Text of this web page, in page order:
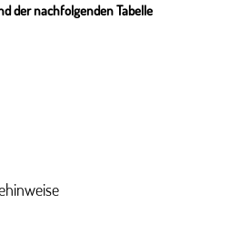
der nachfolgenden Tabelle